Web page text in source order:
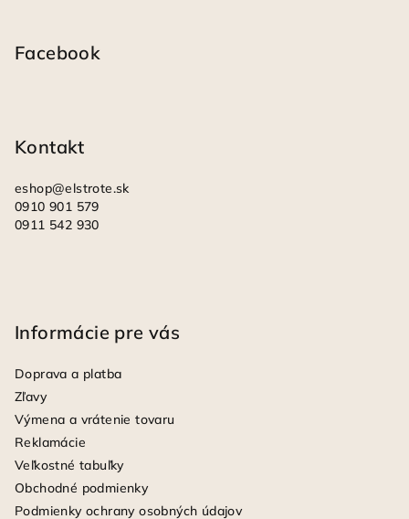
Facebook
Kontakt
eshop@elstrote.sk
0910 901 579
0911 542 930
Informácie pre vás
Doprava a platba
Zľavy
Výmena a vrátenie tovaru
Reklamácie
Veľkostné tabuľky
Obchodné podmienky
Podmienky ochrany osobných údajov